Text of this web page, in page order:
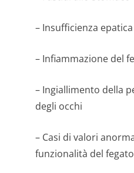
– Insufficienza epatica
– Infiammazione del
– Ingiallimento della
degli occhi
– Casi di valori
funzionalità del fegato